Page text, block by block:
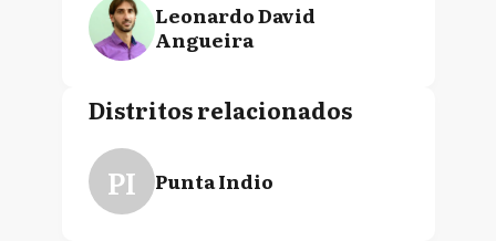
Leonardo David
Angueira
Distritos relacionados
PI Punta Indio